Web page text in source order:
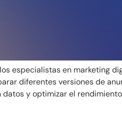
especialistas en marketing
diferentes versiones de
y optimizar el